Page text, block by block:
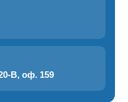
В, оф. 159